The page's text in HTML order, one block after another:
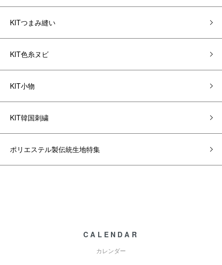
KITつまみ縫い
KIT色糸ヌビ
KIT小物
KIT韓国刺繍
ポリエステル製伝統生地特集
CALENDAR
カレンダー